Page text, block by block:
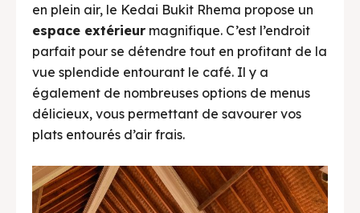
en plein air, le Kedai Bukit Rhema propose un
espace extérieur magnifique. C’est l’endroit
parfait pour se détendre tout en profitant de la
vue splendide entourant le café. Il y a
également de nombreuses options de menus
délicieux, vous permettant de savourer vos
plats entourés d’air frais.